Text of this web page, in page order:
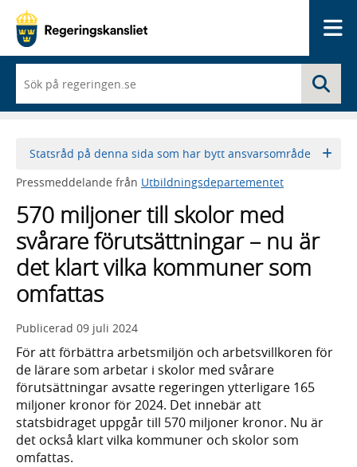
du
börjar
skriva
framträder
lista
med
sökförslag
Statsråd på denna sida som har bytt ansvarsområde
Pressmeddelande från Utbildningsdepartementet
570 miljoner till skolor med
svårare förutsättningar – nu är
det klart vilka kommuner som
omfattas
Publicerad 09 juli 2024
För att förbättra arbetsmiljön och arbetsvillkoren för
de lärare som arbetar i skolor med svårare
förutsättningar avsatte regeringen ytterligare 165
miljoner kronor för 2024. Det innebär att
statsbidraget uppgår till 570 miljoner kronor. Nu är
det också klart vilka kommuner och skolor som
omfattas.